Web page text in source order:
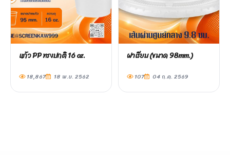
แก้ว PP ทรงปกติ 16 oz.
18,867 18 พ.ย. 2562
ฝาเรียบ (ขนาด 98mm.)
107 04 ก.ค. 2569